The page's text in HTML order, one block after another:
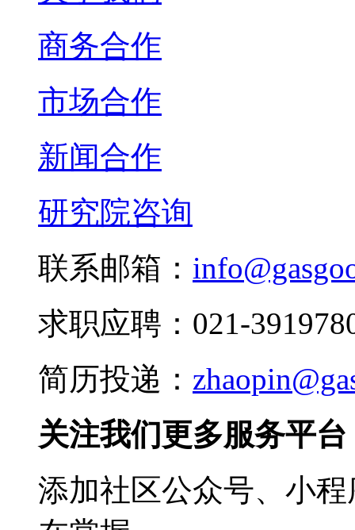
商务合作
市场合作
新闻合作
研究院咨询
联系邮箱：
求职应聘：021-
简历投递：
关注我们更多服务平台
添加社区公众号、小